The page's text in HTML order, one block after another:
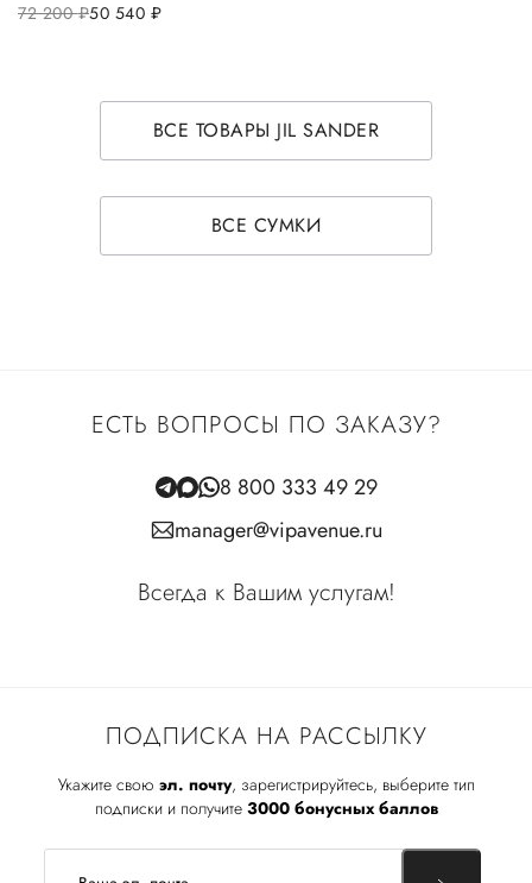
72 200руб.50 540 руб.
ВСЕ ТОВАРЫ JIL SANDER
ВСЕ СУМКИ
ПОДПИСКА НА РАССЫЛКУ
Укажите свою эл. почту, зарегистрируйтесь, выберите тип
подписки и получите 3000 бонусных баллов
ЕСТЬ ВОПРОСЫ ПО ЗАКАЗУ?
8 800 333 49 29
manager@vipavenue.ru
Всегда к Вашим услугам!